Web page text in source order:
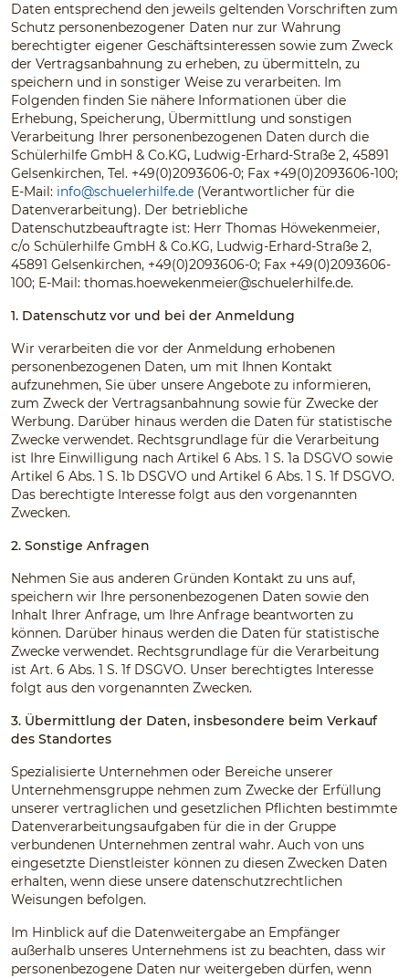
Daten entsprechend den jeweils geltenden Vorschriften zum
Schutz personenbezogener Daten nur zur Wahrung
berechtigter eigener Geschäftsinteressen sowie zum Zweck
der Vertragsanbahnung zu erheben, zu übermitteln, zu
speichern und in sonstiger Weise zu verarbeiten. Im
Folgenden finden Sie nähere Informationen über die
Erhebung, Speicherung, Übermittlung und sonstigen
Verarbeitung Ihrer personenbezogenen Daten durch die
Schülerhilfe GmbH & Co.KG, Ludwig-Erhard-Straße 2, 45891
Gelsenkirchen, Tel. +49(0)2093606-0; Fax +49(0)2093606-100;
E-Mail: info@schuelerhilfe.de (Verantwortlicher für die
Datenverarbeitung). Der betriebliche
Datenschutzbeauftragte ist: Herr Thomas Höwekenmeier,
c/o Schülerhilfe GmbH & Co.KG, Ludwig-Erhard-Straße 2,
45891 Gelsenkirchen, +49(0)2093606-0; Fax +49(0)2093606-
100; E-Mail: thomas.hoewekenmeier@schuelerhilfe.de.
1. Datenschutz vor und bei der Anmeldung
Wir verarbeiten die vor der Anmeldung erhobenen
personenbezogenen Daten, um mit Ihnen Kontakt
aufzunehmen, Sie über unsere Angebote zu informieren,
zum Zweck der Vertragsanbahnung sowie für Zwecke der
Werbung. Darüber hinaus werden die Daten für statistische
Zwecke verwendet. Rechtsgrundlage für die Verarbeitung
ist Ihre Einwilligung nach Artikel 6 Abs. 1 S. 1a DSGVO sowie
Artikel 6 Abs. 1 S. 1b DSGVO und Artikel 6 Abs. 1 S. 1f DSGVO.
Das berechtigte Interesse folgt aus den vorgenannten
Zwecken.
2. Sonstige Anfragen
Nehmen Sie aus anderen Gründen Kontakt zu uns auf,
speichern wir Ihre personenbezogenen Daten sowie den
Inhalt Ihrer Anfrage, um Ihre Anfrage beantworten zu
können. Darüber hinaus werden die Daten für statistische
Zwecke verwendet. Rechtsgrundlage für die Verarbeitung
ist Art. 6 Abs. 1 S. 1f DSGVO. Unser berechtigtes Interesse
folgt aus den vorgenannten Zwecken.
3. Übermittlung der Daten, insbesondere beim Verkauf
des Standortes
Spezialisierte Unternehmen oder Bereiche unserer
Unternehmensgruppe nehmen zum Zwecke der Erfüllung
unserer vertraglichen und gesetzlichen Pflichten bestimmte
Datenverarbeitungsaufgaben für die in der Gruppe
verbundenen Unternehmen zentral wahr. Auch von uns
eingesetzte Dienstleister können zu diesen Zwecken Daten
erhalten, wenn diese unsere datenschutzrechtlichen
Weisungen befolgen.
Im Hinblick auf die Datenweitergabe an Empfänger
außerhalb unseres Unternehmens ist zu beachten, dass wir
personenbezogene Daten nur weitergeben dürfen, wenn